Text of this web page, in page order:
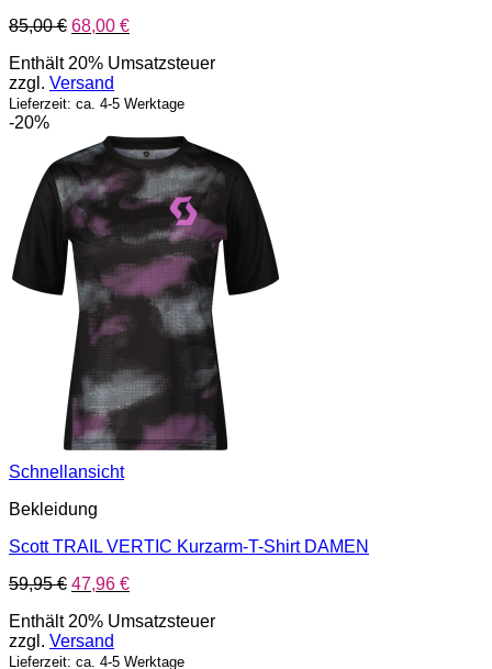
85,00€ Ursprünglicher
war:
85,00 €
68,00 €Aktueller
ist:
Enthält 20% Umsatzsteuer
zzgl. Versand
Lieferzeit: ca. 4-5 Werktage
-20%
Schnellansicht
Bekleidung
Scott TRAIL VERTIC Kurzarm-T-Shirt DAMEN
59,95€ Ursprünglicher
war:
59,95 €
47,96 €Aktueller
ist:
Enthält 20% Umsatzsteuer
zzgl. Versand
Lieferzeit: ca. 4-5 Werktage